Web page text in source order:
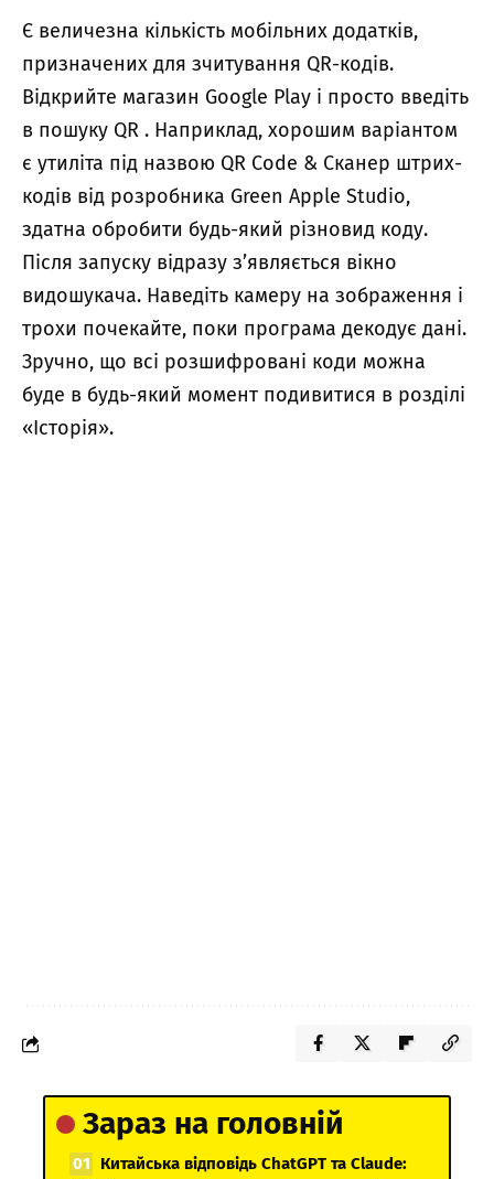
Є величезна кількість мобільних додатків,
призначених для зчитування QR-кодів.
Відкрийте магазин Google Play і просто введіть
в пошуку QR . Наприклад, хорошим варіантом
є утиліта під назвою QR Code & Сканер штрих-
кодів від розробника Green Apple Studio,
здатна обробити будь-який різновид коду.
Після запуску відразу з’являється вікно
видошукача. Наведіть камеру на зображення і
трохи почекайте, поки програма декодує дані.
Зручно, що всі розшифровані коди можна
буде в будь-який момент подивитися в розділі
«Історія».
Зараз на головній
Китайська відповідь ChatGPT та Claude: